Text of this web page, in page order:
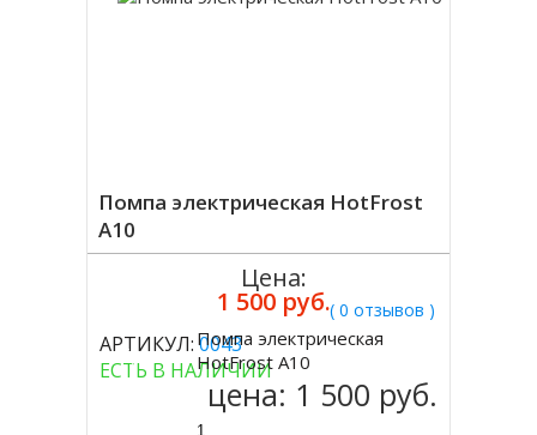
Помпа электрическая HotFrost
A10
( 0 отзывов )
АРТИКУЛ:0043
ЕСТЬ В НАЛИЧИИ
Цена:
1 500 руб.
Купить
Помпа электрическая
HotFrost A10
цена: 1 500 руб.